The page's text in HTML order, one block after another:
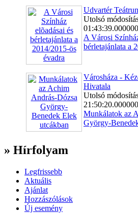
Udvartér
Utolsó
01:43:39.000000
A Városi
bérletajánlata a
Városháza -
Hivatala
Utolsó
21:50:20.000000
Munkálatok az
György-
» Hírfolyam
Legfrissebb
Aktuális
Ajánlat
Hozzászólások
Új esemény